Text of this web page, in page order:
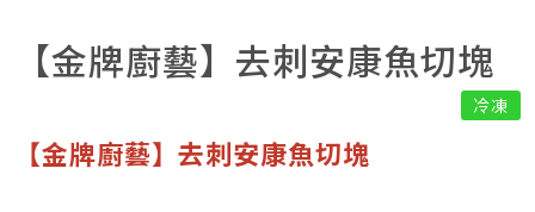
【金牌廚藝】去刺安康魚切塊
冷凍
【金牌廚藝】去刺安康魚切塊